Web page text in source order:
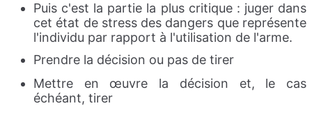
Puis c'est la partie la plus critique : juger dans
cet état de stress des dangers que représente
l'individu par rapport à l'utilisation de l'arme.
Prendre la décision ou pas de tirer
Mettre en œuvre la décision et, le cas
échéant, tirer